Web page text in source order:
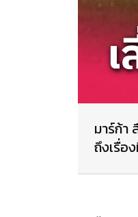
มาร์ก้า
ถึงเรื่อ